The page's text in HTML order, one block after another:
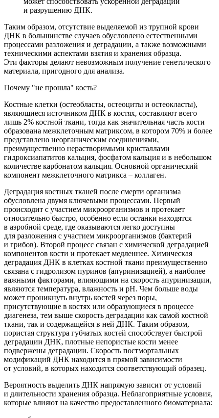
и разрушению ДНК.
Таким образом, отсутствие выделяемой из трупной крови
ДНК в большинстве случаев обусловлено естественными
процессами разложения и деградации, а также возможными
техническими аспектами взятия и хранения образца.
Эти факторы делают невозможным получение генетического
материала, пригодного для анализа.
Почему "не прошла" кость?
Костные клетки (остеобласты, остеоциты и остеокласты),
являющиеся источником ДНК в костях, составляют всего
лишь 2% костной ткани, тогда как значительная часть кости
образована межклеточным матриксом, в котором 70% и более
представлено неорганическим соединениями,
преимущественно нерастворимыми кристаллами
гидроксиапатитов кальция, фосфатом кальция и в небольшом
количестве карбонатом кальция. Основной органический
компонент межклеточного матрикса – коллаген.
Деградация костных тканей после смерти организма
обусловлена двумя ключевыми процессами. Первый
происходит с участием микроорганизмов и протекает
относительно быстро, особенно если останки находятся
в аэробной среде, где оказываются легко доступны
для разложения с участием микроорганизмов (бактерий
и грибов). Второй процесс связан с химической деградацией
компонентов кости и протекает медленнее. Химическая
деградация ДНК в клетках костной ткани преимущественно
связана с гидролизом пуринов (апуринизацией), а наиболее
важными факторами, влияющими на скорость апуринизации,
являются температура, влажность и рН. Чем больше воды
может проникнуть внутрь костей через поры,
присутствующие в костях или образующиеся в процессе
диагенеза, тем выше скорость деградации как самой костной
ткани, так и содержащейся в ней ДНК. Таким образом,
пористая структура губчатых костей способствует быстрой
деградации ДНК, плотные непористые кости менее
подвержены деградации. Скорость постмортальных
модификаций ДНК находится в прямой зависимости
от условий, в которых находится соответствующий образец.
Вероятность выделить ДНК напрямую зависит от условий
и длительности хранения образца. Неблагоприятные условия,
которые влияют на качество предоставленного биоматериала: